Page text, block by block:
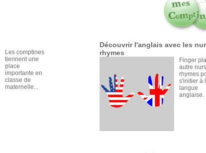
Les comptines
tiennent une
place
importante en
classe de
maternelle...
Découvrir l'anglais avec les
rhymes
Finger
autre
rhymes
s'initier à
langue
anglaise.